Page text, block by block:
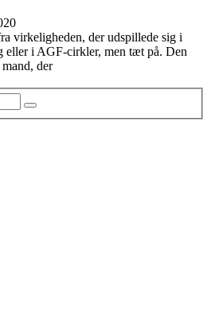
virkeligheden, der udspillede sig i
eller i AGF-cirkler, men tæt på. Den
der